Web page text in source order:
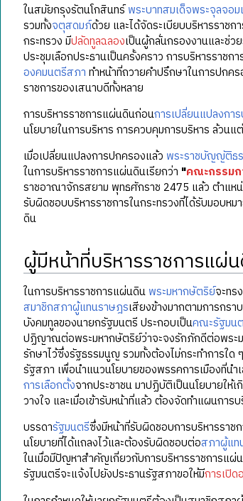
ในสมัยกรุงรัตนโกสินทร์พระบาทสมเด็จพระจุลจอม
รวมทั้งจตุสดมภ์ด้วย และได้จัดระเบียบบริหารราช
กระทรวง มีปลัดทูลฉลองเป็นผู้กลั่นกรองงานและช่ว
ประชุมเลือกประธานเป็นครั้งคราว การบริหารราช
องคมนตรีสภา ทำหน้าที่ถวายคำปรึกษาในการปกค
ราชการของเสนาบดีทั้งหลาย
การบริหารราชการแผ่นดินก่อนการเปลี่ยนแปลงกา
นโยบายในการบริหาร การควบคุมการบริหาร ล้วนแ
เมื่อเปลี่ยนแปลงการปกครองแล้ว พระราชบัญญัติธ
ในการบริหารราชการแผ่นดินเรียกว่า "คณะกรรม
ราชอาณาจักรสยาม พุทธศักราช 2475 แล้ว ตำแหน่
รับผิดชอบบริหารราชการในกระทรวงที่ได้รับมอบหม
ดิน
ผู้มีหน้าที่บริหารราชการแผ่
ในการบริหารราชการแผ่นดิน พระมหากษัตริย์จะทร
สมาชิกสภาผู้แทนราษฎรเสียงข้างมากตามการกรา
บังคมทูลของนายกรัฐมนตรี ประกอบเป็นคณะรัฐมน
ปฏิญาณต่อพระมหากษัตริย์ว่าจะจงรักภักดีต่อพระม
รักษาไว้ซึ่งรัฐธรรมนูญ รวมทั้งต้องไม่กระทำการใ
รัฐสภา เพื่อนำแนวนโยบายของพรรคการเมืองที่นำ
การเลือกตั้งจากประชาชน มาปฏิบัติเป็นนโยบายให้
วางใจ และเมื่อเข้ารับหน้าที่แล้ว ต้องจัดทำแผนกา
บรรดารัฐมนตรีซึ่งมีหน้าที่รับผิดชอบการบริหารรา
นโยบายที่ได้แถลงไว้และต้องรับผิดชอบต่อสภาผู้แท
ในเมื่อมีปัญหาสำคัญเกี่ยวกับการบริหารราชการแ
รัฐมนตรีจะแจ้งไปยังประธานรัฐสภาขอให้มีการเปิด